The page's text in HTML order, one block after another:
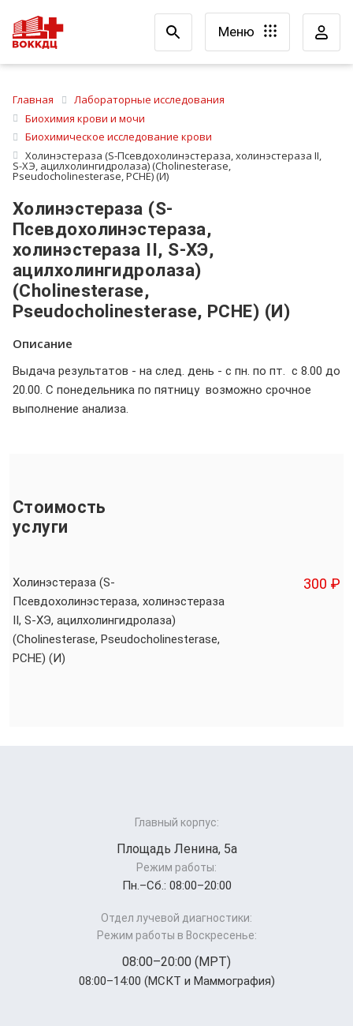
Меню
Главная
Лабораторные исследования
Биохимия крови и мочи
Биохимическое исследование крови
Холинэстераза (S-Псевдохолинэстераза, холинэстераза II,
S-ХЭ, ацилхолингидролаза) (Cholinesterase,
Pseudocholinesterase, PCHE) (И)
Холинэстераза (S-
Псевдохолинэстераза,
холинэстераза II, S-ХЭ,
ацилхолингидролаза)
(Cholinesterase,
Pseudocholinesterase, PCHE) (И)
Описание
Выдача результатов - на след. день - с пн. по пт. с 8.00 до
20.00. С понедельника по пятницу возможно срочное
выполнение анализа.
Стоимость
услуги
Холинэстераза (S-
Псевдохолинэстераза, холинэстераза
II, S-ХЭ, ацилхолингидролаза)
(Cholinesterase, Pseudocholinesterase,
PCHE) (И)
300 ₽
Главный корпус:
Площадь Ленина, 5а
Режим работы:
Пн.–Cб.: 08:00–20:00
Отдел лучевой диагностики:
Режим работы в Воскресенье:
08:00–20:00 (МРТ)
08:00–14:00 (МСКТ и Маммография)